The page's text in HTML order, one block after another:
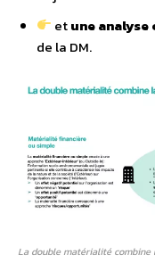
etune
de la DM.
La double matérialité